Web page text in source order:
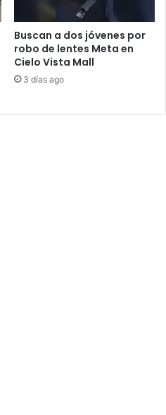
Buscan a dos jóvenes por
robo de lentes Meta en
Cielo Vista Mall
3 días ago